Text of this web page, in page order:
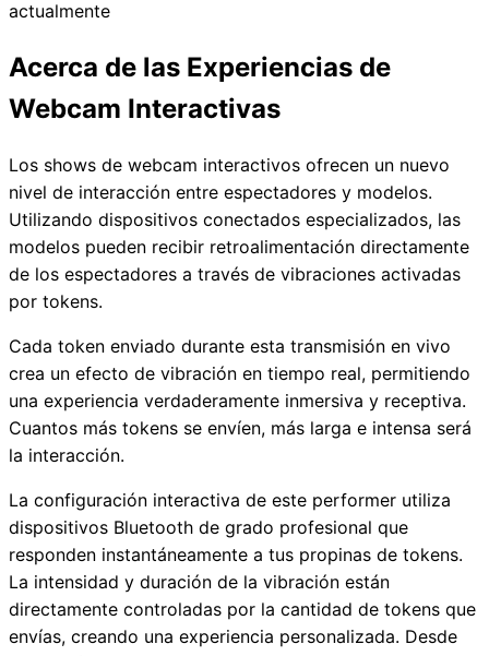
actualmente
Acerca de las Experiencias de
Webcam Interactivas
Los shows de webcam interactivos ofrecen un nuevo
nivel de interacción entre espectadores y modelos.
Utilizando dispositivos conectados especializados, las
modelos pueden recibir retroalimentación directamente
de los espectadores a través de vibraciones activadas
por tokens.
Cada token enviado durante esta transmisión en vivo
crea un efecto de vibración en tiempo real, permitiendo
una experiencia verdaderamente inmersiva y receptiva.
Cuantos más tokens se envíen, más larga e intensa será
la interacción.
La configuración interactiva de este performer utiliza
dispositivos Bluetooth de grado profesional que
responden instantáneamente a tus propinas de tokens.
La intensidad y duración de la vibración están
directamente controladas por la cantidad de tokens que
envías, creando una experiencia personalizada. Desde